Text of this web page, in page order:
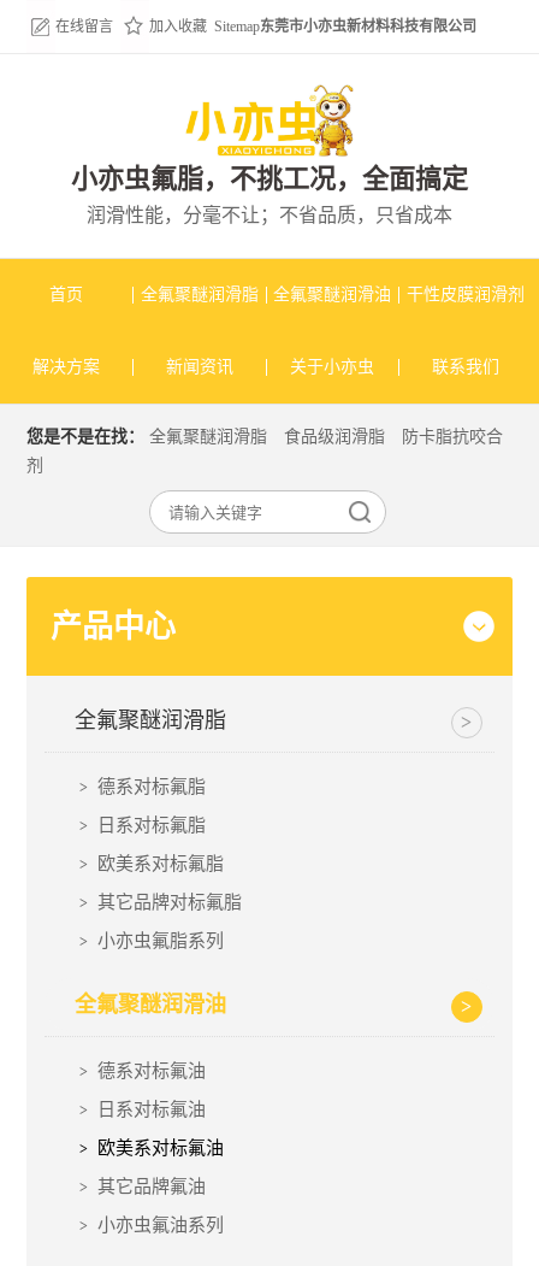
在线留言 加入收藏 Sitemap东莞市小亦虫新材料科技有限公司
小亦虫氟脂，不挑工况，全面搞定
润滑性能，分毫不让；不省品质，只省成本
首页 全氟聚醚润滑脂 全氟聚醚润滑油 干性皮膜润滑剂
解决方案 新闻资讯 关于小亦虫 联系我们
您是不是在找：全氟聚醚润滑脂 食品级润滑脂
防卡脂抗咬合
剂
产品中心
全氟聚醚润滑脂
德系对标氟脂
日系对标氟脂
欧美系对标氟脂
其它品牌对标氟脂
小亦虫氟脂系列
全氟聚醚润滑油
德系对标氟油
日系对标氟油
欧美系对标氟油
其它品牌氟油
小亦虫氟油系列